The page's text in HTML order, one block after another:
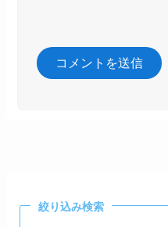
絞り込み検索